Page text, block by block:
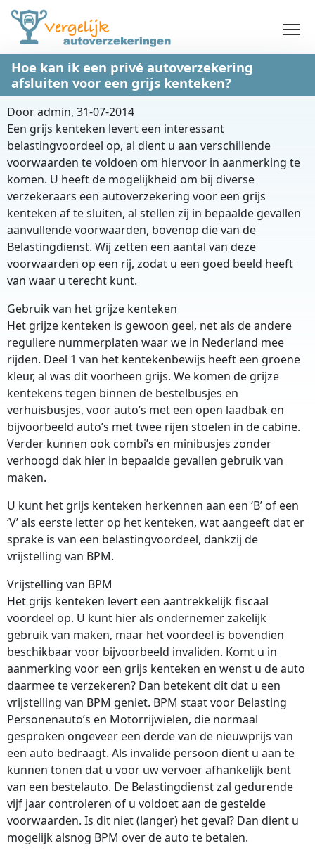
Overslaan en naar de inhoud gaan
Hoe kan ik een privé autoverzekering
afsluiten voor een grijs kenteken?
Dooradmin, 31-07-2014
Een grijs kenteken levert een interessant
belastingvoordeel op, al dient u aan verschillende
voorwaarden te voldoen om hiervoor in aanmerking te
komen. U heeft de mogelijkheid om bij diverse
verzekeraars een autoverzekering voor een grijs
kenteken af te sluiten, al stellen zij in bepaalde gevallen
aanvullende voorwaarden, bovenop die van de
Belastingdienst. Wij zetten een aantal van deze
voorwaarden op een rij, zodat u een goed beeld heeft
van waar u terecht kunt.
Gebruik van het grijze kenteken
Het grijze kenteken is gewoon geel, net als de andere
reguliere nummerplaten waar we in Nederland mee
rijden. Deel 1 van het kentekenbewijs heeft een groene
kleur, al was dit voorheen grijs. We komen de grijze
kentekens tegen binnen de bestelbusjes en
verhuisbusjes, voor auto’s met een open laadbak en
bijvoorbeeld auto’s met twee rijen stoelen in de cabine.
Verder kunnen ook combi’s en minibusjes zonder
verhoogd dak hier in bepaalde gevallen gebruik van
maken.
U kunt het grijs kenteken herkennen aan een ‘B’ of een
‘V’ als eerste letter op het kenteken, wat aangeeft dat er
sprake is van een belastingvoordeel, dankzij de
vrijstelling van BPM.
Vrijstelling van BPM
Het grijs kenteken levert een aantrekkelijk fiscaal
voordeel op. U kunt hier als ondernemer zakelijk
gebruik van maken, maar het voordeel is bovendien
beschikbaar voor bijvoorbeeld invaliden. Komt u in
aanmerking voor een grijs kenteken en wenst u de auto
daarmee te verzekeren? Dan betekent dit dat u een
vrijstelling van BPM geniet. BPM staat voor Belasting
Personenauto’s en Motorrijwielen, die normaal
gesproken ongeveer een derde van de nieuwprijs van
een auto bedraagt. Als invalide persoon dient u aan te
kunnen tonen dat u voor uw vervoer afhankelijk bent
van een bestelauto. De Belastingdienst zal gedurende
vijf jaar controleren of u voldoet aan de gestelde
voorwaarden. Is dit niet (langer) het geval? Dan dient u
mogelijk alsnog BPM over de auto te betalen.